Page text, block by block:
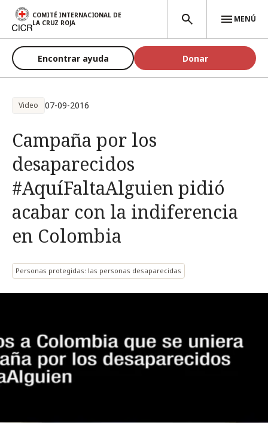
Pasar al contenido principal
COMITÉ INTERNACIONAL DE
LA CRUZ ROJA
MENÚ
Encontrar ayuda Donar
Video 07-09-2016
Campaña por los
desaparecidos
#AquíFaltaAlguien pidió
acabar con la indiferencia
en Colombia
Personas protegidas: las personas desaparecidas